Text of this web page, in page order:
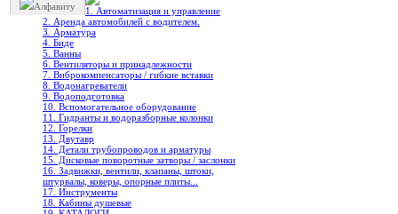
Алфавиту
1. Автоматизация и управление
2. Аренда автомобилей с водителем.
3. Арматура
4. Биде
5. Ванны
6. Вентиляторы и принадлежности
7. Виброкомпенсаторы / гибкие вставки
8. Водонагреватели
9. Водоподготовка
10. Вспомогательное оборудование
11. Гидранты и водоразборные колонки
12. Горелки
13. Двутавр
14. Детали трубопроводов и арматуры
15. Дисковые поворотные затворы / заслонки
16. Задвижки, вентили, клапаны, штоки,
штурвалы, коверы, опорные плиты...
17. Инструменты
18. Кабины душевые